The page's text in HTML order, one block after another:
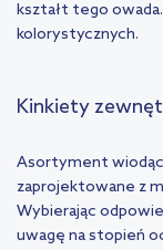
kształt tego
kolorystycznych.
Kinkiety
Asortyment
zaprojektowane z
Wybierając
uwagę na stopień